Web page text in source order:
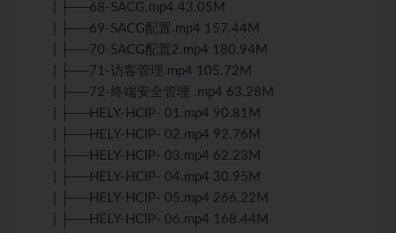
| ├──68-SACG.mp4 43.05M
| ├──69-SACG配置.mp4 157.44M
| ├──70-SACG配置2.mp4 180.94M
| ├──71-访客管理.mp4 105.72M
| ├──72-终端安全管理 .mp4 63.28M
| ├──HELY-HCIP- 01.mp4 90.81M
| ├──HELY-HCIP- 02.mp4 92.76M
| ├──HELY-HCIP- 03.mp4 62.23M
| ├──HELY-HCIP- 04.mp4 30.95M
| ├──HELY-HCIP- 05.mp4 266.22M
| ├──HELY-HCIP- 06.mp4 168.44M